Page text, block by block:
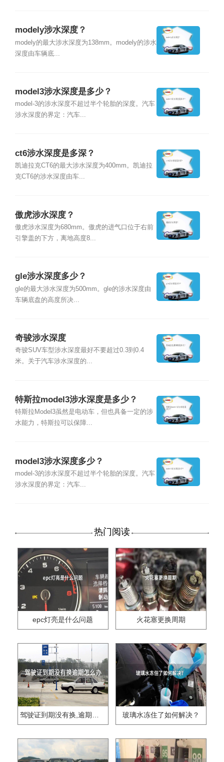
modely涉水深度？
modely的最大涉水深度为138mm。modely的涉水
深度由车辆底...
model3涉水深度是多少？
model-3的涉水深度不超过半个轮胎的深度。汽车
涉水深度的界定：汽车...
ct6涉水深度是多深？
凯迪拉克CT6的最大涉水深度为400mm。凯迪拉
克CT6的涉水深度由车...
傲虎涉水深度？
傲虎涉水深度为680mm。傲虎的进气口位于右前
引擎盖的下方，离地高度8...
gle涉水深度多少？
gle的最大涉水深度为500mm。gle的涉水深度由
车辆底盘的高度所决...
奇骏涉水深度
奇骏SUV车型涉水深度最好不要超过0.3到0.4
米。关于汽车涉水深度的...
特斯拉model3涉水深度是多少？
特斯拉Model3虽然是电动车，但也具备一定的涉
水能力，特斯拉可以保障...
model3涉水深度多少？
model-3的涉水深度不超过半个轮胎的深度。汽车
涉水深度的界定：汽车...
热门阅读
epc灯亮是什么问题 火花塞更换周期
驾驶证到期没有换,逾期怎么办?? 玻璃水冻住了如何解决？